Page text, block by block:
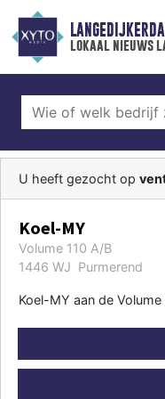
lokaal nieuws
U heeft gezocht op
Koel-MY
Volume 110 A/B
1446 WJ Purmerend
Koel-MY aan de Volume